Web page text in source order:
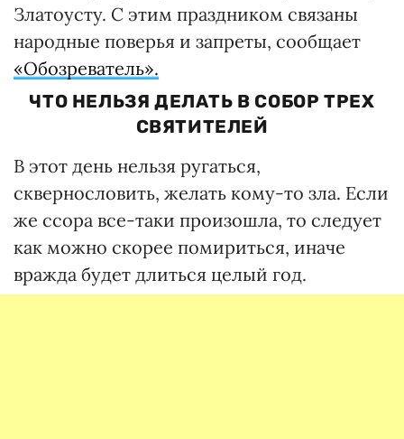
Златоусту. С этим праздником связаны
народные поверья и запреты, сообщает
«Обозреватель».
ЧТО НЕЛЬЗЯ ДЕЛАТЬ В СОБОР ТРЕХ
СВЯТИТЕЛЕЙ
В этот день нельзя ругаться,
сквернословить, желать кому-то зла. Если
же ссора все-таки произошла, то следует
как можно скорее помириться, иначе
вражда будет длиться целый год.